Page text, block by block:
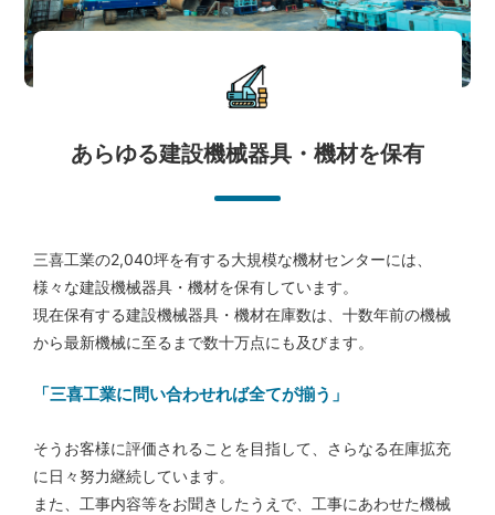
あらゆる建設機械器具・機材を保有
三喜工業の2,040坪を有する大規模な機材センターには、
様々な建設機械器具・機材を保有しています。
現在保有する建設機械器具・機材在庫数は、十数年前の機械
から最新機械に至るまで数十万点にも及びます。
「三喜工業に問い合わせれば全てが揃う」
そうお客様に評価されることを目指して、さらなる在庫拡充
に日々努力継続しています。
また、工事内容等をお聞きしたうえで、工事にあわせた機械